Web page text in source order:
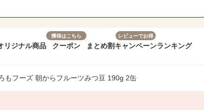
リジナル商品
獲得はこちら
クーポン まとめ割
レビューでお得
キャンペーンランキング
もフーズ 朝からフルーツみつ豆 190g 2缶